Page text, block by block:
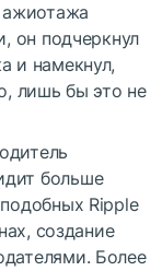
ажиотажа
он подчеркнул
и намекнул,
лишь бы это не
больше
Ripple
создание
Более